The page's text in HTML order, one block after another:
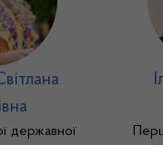
державної